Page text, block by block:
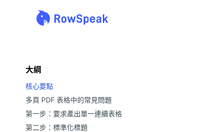
大綱
核心要點
多頁 PDF 表格中的常見問題
第一步：要求產出單一連續表格
第二步：標準化標題